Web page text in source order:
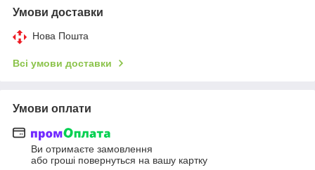
Умови доставки
Нова Пошта
Всі умови доставки
Умови оплати
Ви отримаєте замовлення
або гроші повернуться на вашу картку